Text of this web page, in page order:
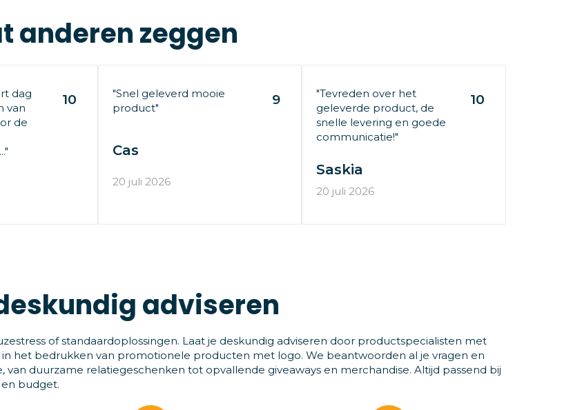
anderen zeggen
dag
van
de
10
"Snel geleverd mooie
product"
9
Cas
20 juli 2026
"Tevreden over het
geleverde product, de
snelle levering en goede
communicatie!"
10
Saskia
20 juli 2026
adviseren
of standaardoplossingen. Laat je deskundig adviseren door productspecialisten met
het bedrukken van promotionele producten met logo. We beantwoorden al je vragen en
van duurzame relatiegeschenken tot opvallende giveaways en merchandise. Altijd passend bij
budget.